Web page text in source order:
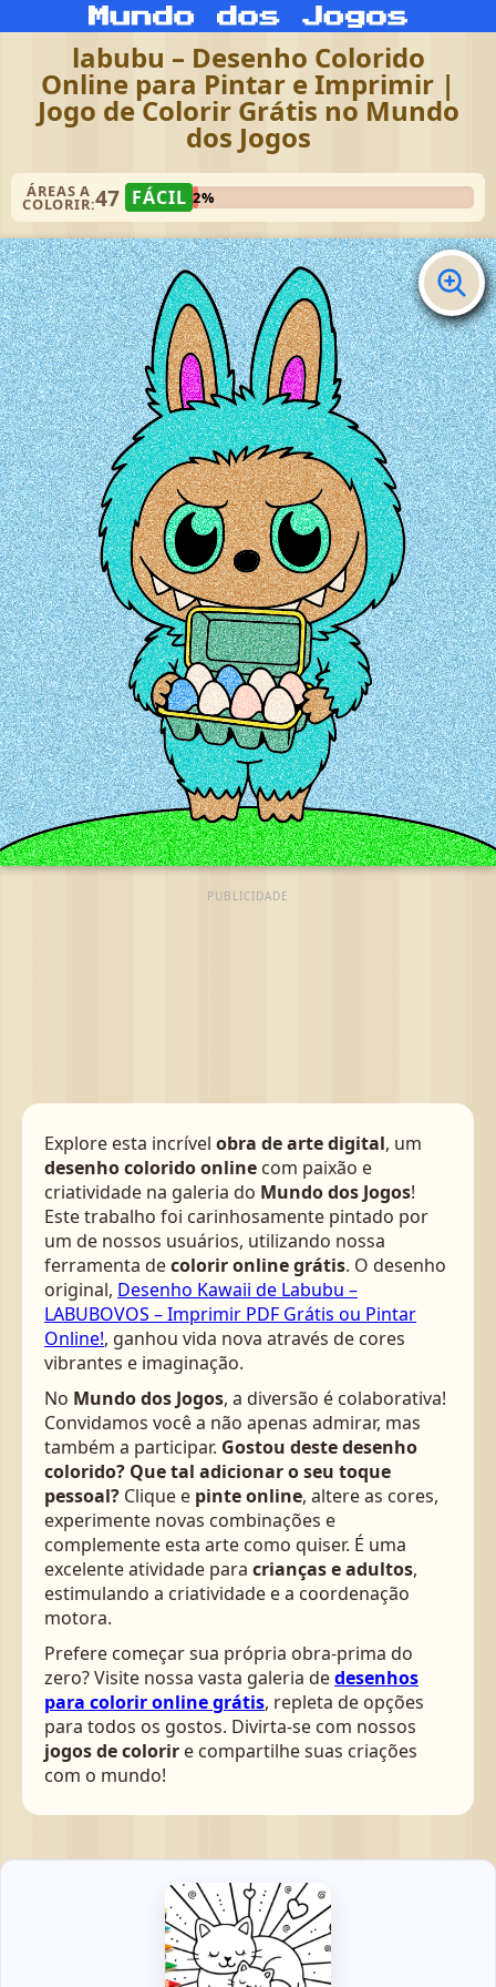
labubu – Desenho Colorido
Online para Pintar e Imprimir |
Jogo de Colorir Grátis no Mundo
dos Jogos
ÁREAS A
COLORIR:47 FÁCIL 2%
PUBLICIDADE
Explore esta incrível obra de arte digital, um
desenho colorido online com paixão e
criatividade na galeria do Mundo dos Jogos!
Este trabalho foi carinhosamente pintado por
um de nossos usuários, utilizando nossa
ferramenta decolorir online grátis. O desenho
original, Desenho Kawaii de Labubu –
LABUBOVOS – Imprimir PDF Grátis ou Pintar
Online!, ganhou vida nova através de cores
vibrantes e imaginação.
No Mundo dos Jogos, a diversão é colaborativa!
Convidamos você a não apenas admirar, mas
também a participar. Gostou deste desenho
colorido? Que tal adicionar o seu toque
pessoal? Clique e pinte online, altere as cores,
experimente novas combinações e
complemente esta arte como quiser. É uma
excelente atividade para crianças e adultos,
estimulando a criatividade e a coordenação
motora.
Prefere começar sua própria obra-prima do
zero? Visite nossa vasta galeria dedesenhos
para colorir online grátis, repleta de opções
para todos os gostos. Divirta-se com nossos
jogos de colorir e compartilhe suas criações
com o mundo!